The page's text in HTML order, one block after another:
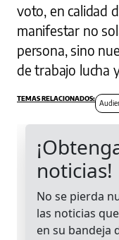
voto, en calidad
manifestar no
persona, sino
de trabajo lucha